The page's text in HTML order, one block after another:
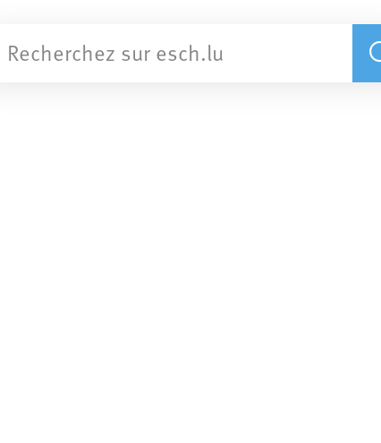
Recherchez sur esch.lu